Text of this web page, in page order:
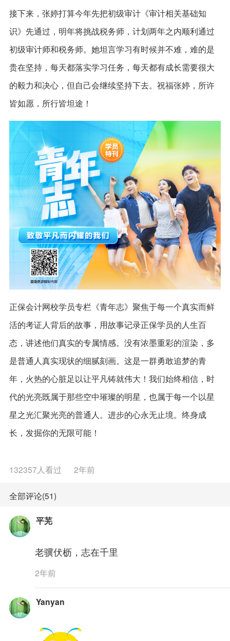
接下来，张婷打算今年先把初级审计《审计相关基础知
识》先通过，明年将挑战税务师，计划两年之内顺利通过
初级审计师和税务师。她坦言学习有时候并不难，难的是
贵在坚持，每天都落实学习任务，每天都有成长需要很大
的毅力和决心，但自己会继续坚持下去。祝福张婷，所许
皆如愿，所行皆坦途！
正保会计网校学员专栏《青年志》聚焦于每一个真实而鲜
活的考证人背后的故事，用故事记录正保学员的人生百
态，讲述他们真实的专属情感。没有浓墨重彩的渲染，多
是普通人真实现状的细腻刻画。这是一群勇敢追梦的青
年，火热的心脏足以让平凡铸就伟大！我们始终相信，时
代的光亮既属于那些空中璀璨的明星，也属于每一个以星
星之光汇聚光亮的普通人。进步的心永无止境。终身成
长，发掘你的无限可能！
132357人看过 2年前
全部评论(51)
平芜
老骥伏枥，志在千里
2年前
Yanyan